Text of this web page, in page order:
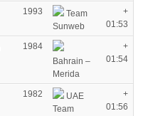
1993
Team
Sunweb
+
01:53
1984
Bahrain –
Merida
+
01:54
1982
UAE
Team
+
01:56